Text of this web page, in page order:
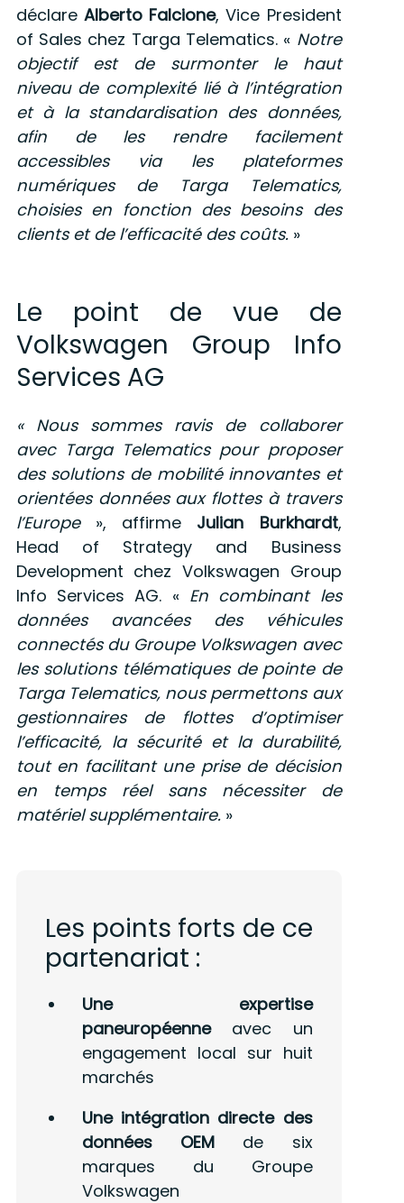
déclareAlberto Falcione, Vice President
of Sales chez Targa Telematics. « Notre
objectif est de surmonter le haut
niveau de complexité lié à l’intégration
et à la standardisation des données,
afin de les rendre facilement
accessibles via les plateformes
numériques de Targa Telematics,
choisies en fonction des besoins des
clients et de l’efficacité des coûts.»
Le point de vue de
Volkswagen Group Info
Services AG
« Nous sommes ravis de collaborer
avec Targa Telematics pour proposer
des solutions de mobilité innovantes et
orientées données aux flottes à travers
l’Europe», affirme Julian Burkhardt,
Head of Strategy and Business
Development chez Volkswagen Group
Info Services AG. « En combinant les
données avancées des véhicules
connectés du Groupe Volkswagen avec
les solutions télématiques de pointe de
Targa Telematics, nous permettons aux
gestionnaires de flottes d’optimiser
l’efficacité, la sécurité et la durabilité,
tout en facilitant une prise de décision
en temps réel sans nécessiter de
matériel supplémentaire.»
Les points forts de ce
partenariat :
Une expertise
paneuropéenneavec un
engagement local sur huit
marchés
Une intégration directe des
données OEM de six
marques du Groupe
Volkswagen